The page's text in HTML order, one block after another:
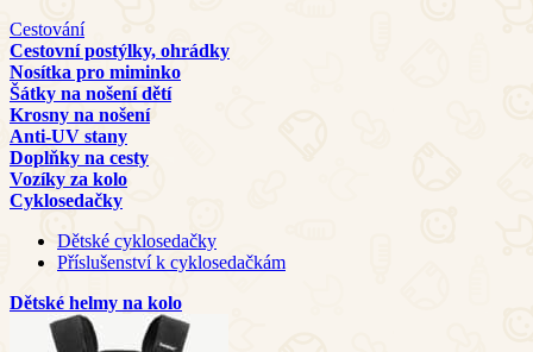
Cestování
Cestovní postýlky, ohrádky
Nosítka pro miminko
Šátky na nošení dětí
Krosny na nošení
Anti-UV stany
Doplňky na cesty
Vozíky za kolo
Cyklosedačky
Dětské cyklosedačky
Příslušenství k cyklosedačkám
Dětské helmy na kolo